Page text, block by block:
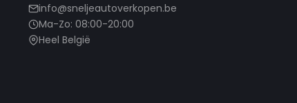
info@sneljeautoverkopen.be
Ma-Zo: 08:00-20:00
Heel België